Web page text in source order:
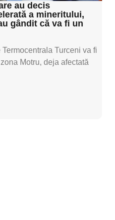
au decis
a mineritului,
gândit că va fi un
Turceni va fi
Motru, deja afectată